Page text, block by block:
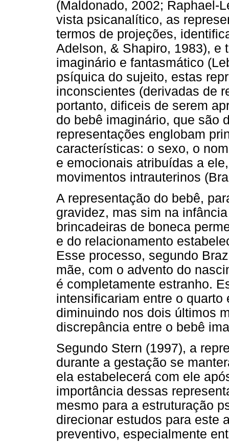
(Maldonado, 2002; Raphael-
vista psicanalítico, as
termos de projeções,
Adelson, & Shapiro, 1983), e
imaginário e fantasmático
psíquica do sujeito, estas
inconscientes (derivadas de
portanto, dificeis de serem
do bebê imaginário, que são
representações englobam
características: o sexo, o
e emocionais atribuídas a
movimentos intrauterinos
A representação do bebê,
gravidez, mas sim na
brincadeiras de boneca
e do relacionamento
Esse processo, segundo
mãe, com o advento do
é completamente estranho.
intensificariam entre o
diminuindo nos dois últimos
discrepância entre o bebê
Segundo Stern (1997), a
durante a gestação se
ela estabelecerá com ele
importância dessas
mesmo para a estruturação
direcionar estudos para este
preventivo, especialmente